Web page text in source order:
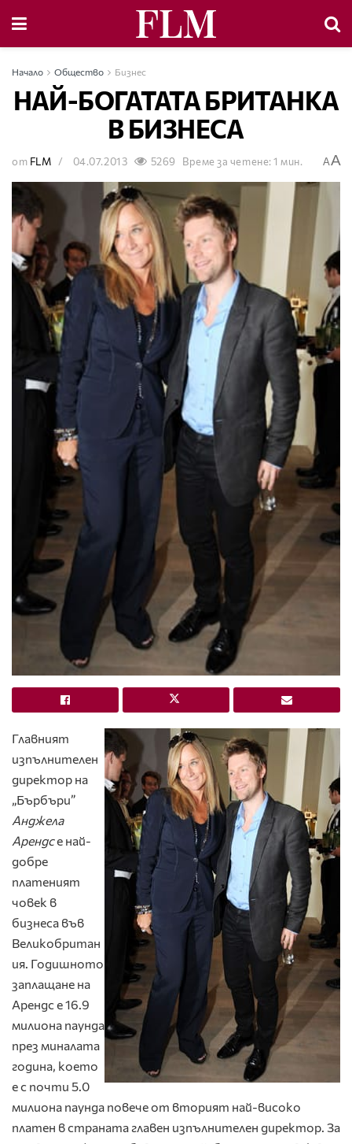
Начало Общество Бизнес
НАЙ-БОГАТАТА БРИТАНКА
В БИЗНЕСА
от FLM 04.07.2013 5269 Време за четене: 1 мин. AA
Главният
изпълнителен
директор на
„Бърбъри”
Анджела
Арендсе най-
добре
платеният
човек в
бизнеса във
Великобритан
ия. Годишното
заплащане на
Арендс е 16.9
милиона паунда
през миналата
година, което
е с почти 5.0
милиона паунда повече от вторият най-високо
платен в страната главен изпълнителен директор. За